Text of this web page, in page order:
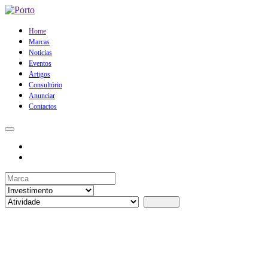
Home
Marcas
Noticias
Eventos
Artigos
Consultório
Anunciar
Contactos